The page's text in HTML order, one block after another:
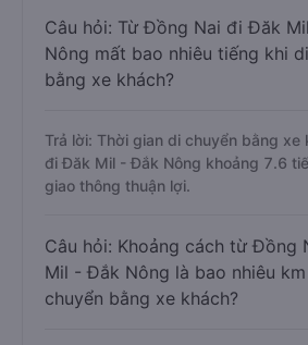
Câu hỏi: Từ Đồng Nai đi Đăk
Nông mất bao nhiêu tiếng khi
bằng xe khách?
Trả lời: Thời gian di chuyển bằng
đi Đăk Mil - Đắk Nông khoảng 7.6
giao thông thuận lợi.
Câu hỏi: Khoảng cách từ Đồng
Mil - Đắk Nông là bao nhiêu
chuyển bằng xe khách?